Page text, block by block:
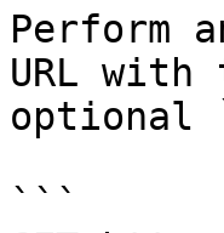
Perform
URL
optional
```